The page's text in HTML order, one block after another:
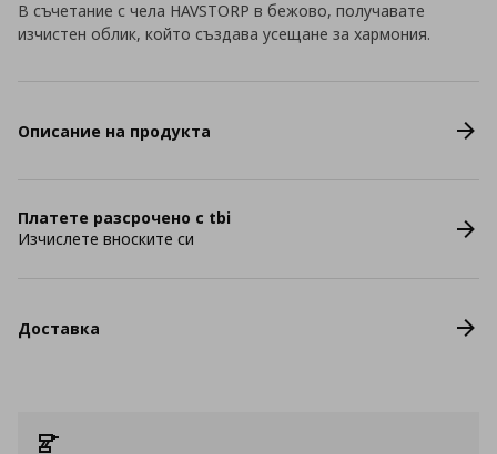
В съчетание с чела HAVSTORP в бежово, получавате
изчистен облик, който създава усещане за хармония.
Описание на продукта
Платете разсрочено с tbi
Изчислете вноските си
Доставка